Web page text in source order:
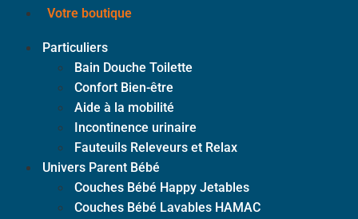
Votre boutique
Particuliers
Bain Douche Toilette
Confort Bien-être
Aide à la mobilité
Incontinence urinaire
Fauteuils Releveurs et Relax
Univers Parent Bébé
Couches Bébé Happy Jetables
Couches Bébé Lavables HAMAC